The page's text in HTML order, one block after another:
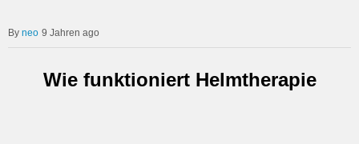
neo 9 Jahren ago
Wie funktioniert Helmtherapie